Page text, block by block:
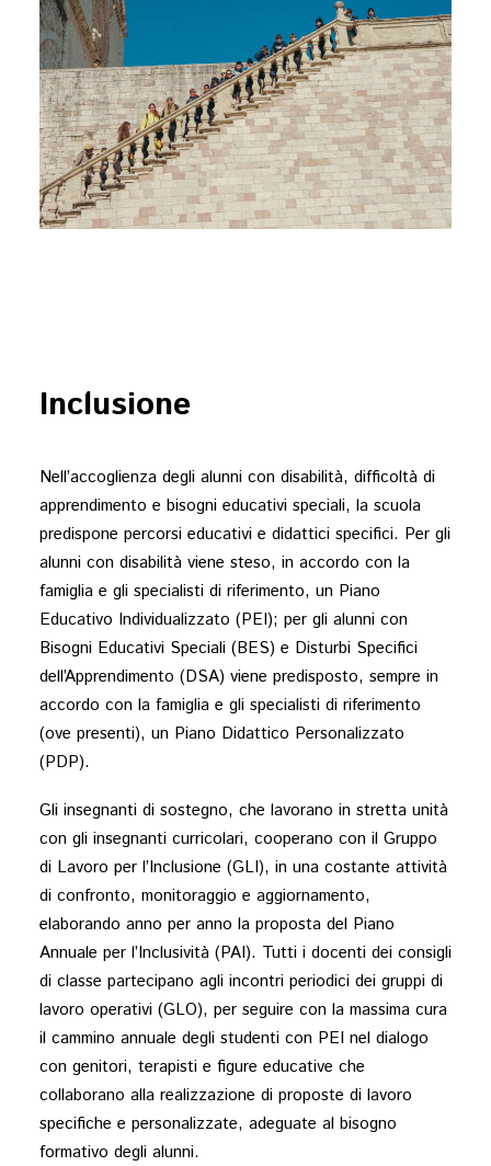
Inclusione
Nell’accoglienza degli alunni con disabilità, difficoltà di
apprendimento e bisogni educativi speciali, la scuola
predispone percorsi educativi e didattici specifici. Per gli
alunni con disabilità viene steso, in accordo con la
famiglia e gli specialisti di riferimento, un Piano
Educativo Individualizzato (PEI); per gli alunni con
Bisogni Educativi Speciali (BES) e Disturbi Specifici
dell’Apprendimento (DSA) viene predisposto, sempre in
accordo con la famiglia e gli specialisti di riferimento
(ove presenti), un Piano Didattico Personalizzato
(PDP).
Gli insegnanti di sostegno, che lavorano in stretta unità
con gli insegnanti curricolari, cooperano con il Gruppo
di Lavoro per l’Inclusione (GLI), in una costante attività
di confronto, monitoraggio e aggiornamento,
elaborando anno per anno la proposta del Piano
Annuale per l’Inclusività (PAI). Tutti i docenti dei consigli
di classe partecipano agli incontri periodici dei gruppi di
lavoro operativi (GLO), per seguire con la massima cura
il cammino annuale degli studenti con PEI nel dialogo
con genitori, terapisti e figure educative che
collaborano alla realizzazione di proposte di lavoro
specifiche e personalizzate, adeguate al bisogno
formativo degli alunni.